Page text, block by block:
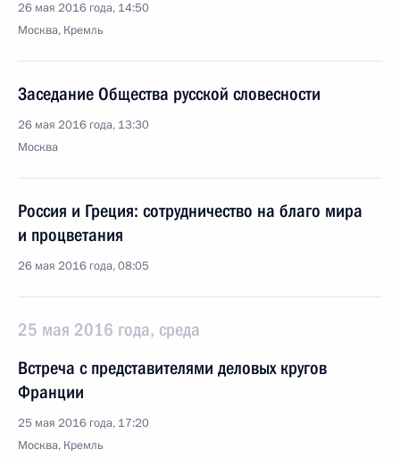
26 мая 2016 года, 14:50
Москва, Кремль
Заседание Общества русской словесности
26 мая 2016 года, 13:30
Москва
Россия и Греция: сотрудничество на благо мира
и процветания
26 мая 2016 года, 08:05
25 мая 2016 года, среда
Встреча с представителями деловых кругов
Франции
25 мая 2016 года, 17:20
Москва, Кремль